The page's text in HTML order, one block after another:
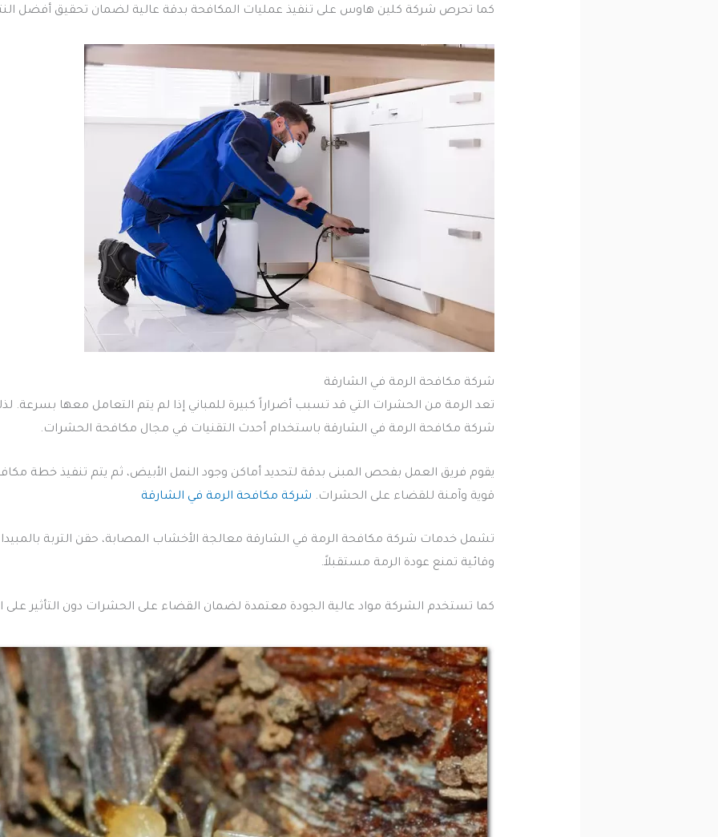
كما تحرص شركة كلين هاوس على تنفيذ عمليات المكافحة بدقة عالية لضمان تحقيق أفضل
شركة مكافحة الرمة في الشارقة
تعد الرمة من الحشرات التي قد تسبب أضراراً كبيرة للمباني إذا لم يتم التعامل معها
شركة مكافحة الرمة في الشارقة باستخدام أحدث التقنيات في مجال مكافحة الحشرات.
يقوم فريق العمل بفحص المبنى بدقة لتحديد أماكن وجود النمل الأبيض، ثم يتم تنفيذ خطة
قوية وآمنة للقضاء على الحشرات. شركة مكافحة الرمة في الشارقة
تشمل خدمات شركة مكافحة الرمة في الشارقة معالجة الأخشاب المصابة، حقن التربة
وقائية تمنع عودة الرمة مستقبلاً.
كما تستخدم الشركة مواد عالية الجودة معتمدة لضمان القضاء على الحشرات دون التأثير على